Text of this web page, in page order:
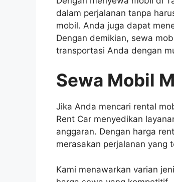
dalam perjalanan tanpa
mobil. Anda juga dapat
Dengan demikian, sewa
transportasi Anda dengan
Sewa Mobil
Jika Anda mencari rental
Rent Car menyedikan
anggaran. Dengan harga
merasakan perjalanan yang
Kami menawarkan varian